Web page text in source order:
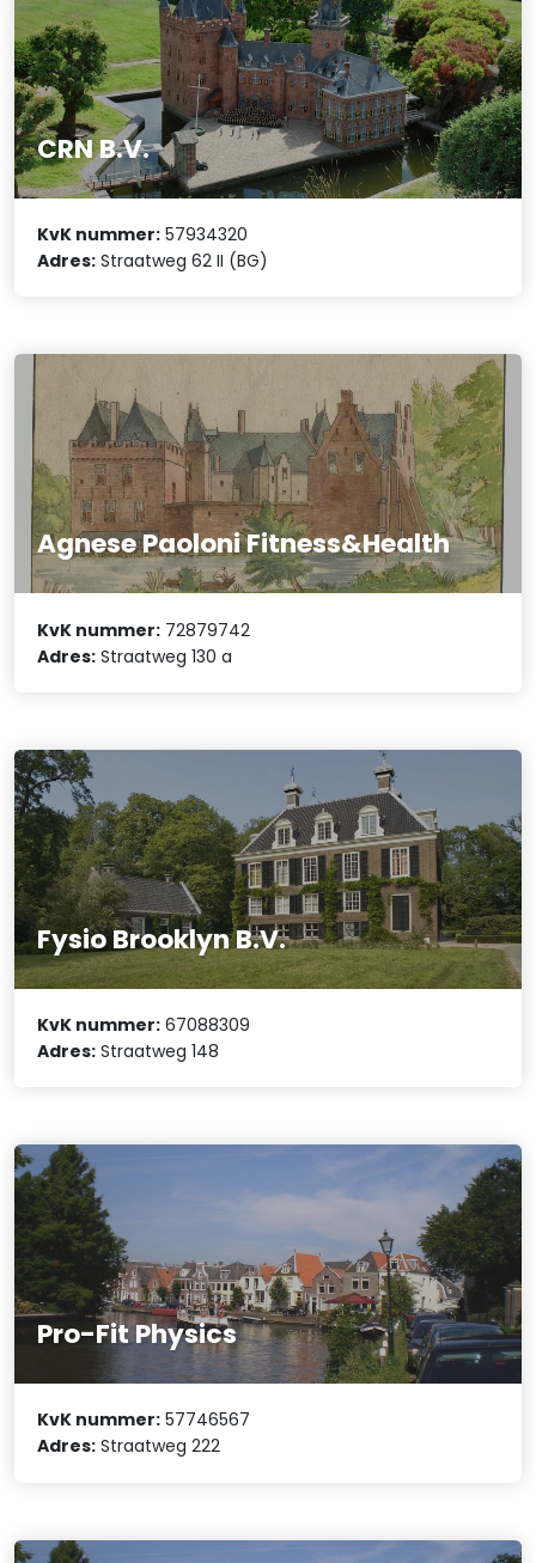
CRN B.V.
KvK nummer: 57934320
Adres: Straatweg 62 II (BG)
Agnese Paoloni Fitness&Health
KvK nummer: 72879742
Adres: Straatweg 130 a
Fysio Brooklyn B.V.
KvK nummer: 67088309
Adres: Straatweg 148
Pro-Fit Physics
KvK nummer: 57746567
Adres: Straatweg 222